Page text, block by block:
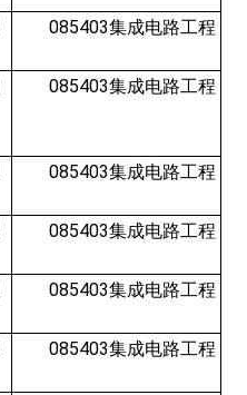
085403集成电路工程
085403集成电路工程
085403集成电路工程
085403集成电路工程
085403集成电路工程
085403集成电路工程